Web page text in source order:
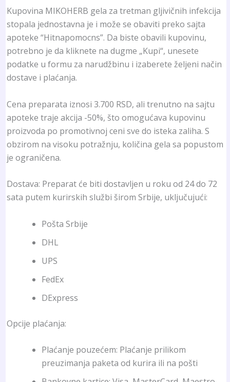
Kupovina MIKOHERB gela za tretman gljivičnih infekcija
stopala jednostavna je i može se obaviti preko sajta
apoteke “Hitnapomocns”. Da biste obavili kupovinu,
potrebno je da kliknete na dugme „Kupi“, unesete
podatke u formu za narudžbinu i izaberete željeni način
dostave i plaćanja.
Cena preparata iznosi 3.700 RSD, ali trenutno na sajtu
apoteke traje akcija -50%, što omogućava kupovinu
proizvoda po promotivnoj ceni sve do isteka zaliha. S
obzirom na visoku potražnju, količina gela sa popustom
je ograničena.
Dostava: Preparat će biti dostavljen u roku od 24 do 72
sata putem kurirskih službi širom Srbije, uključujući:
Pošta Srbije
DHL
UPS
FedEx
DExpress
Opcije plaćanja:
Plaćanje pouzećem: Plaćanje prilikom
preuzimanja paketa od kurira ili na pošti